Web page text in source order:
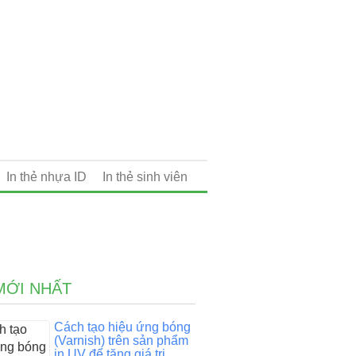
In thẻ nhựa ID In thẻ sinh viên
NHẤT
Cách tạo hiệu ứng bóng
(Varnish) trên sản phẩm